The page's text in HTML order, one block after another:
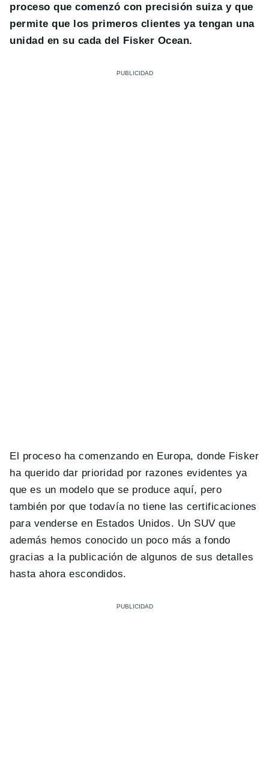
proceso que comenzó con precisión suiza y que
permite que los primeros clientes ya tengan una
unidad en su cada del Fisker Ocean.
El proceso ha comenzando en Europa, donde Fisker
ha querido dar prioridad por razones evidentes ya
que es un modelo que se produce aquí, pero
también por que todavía no tiene las certificaciones
para venderse en Estados Unidos. Un SUV que
además hemos conocido un poco más a fondo
gracias a la publicación de algunos de sus detalles
hasta ahora escondidos.